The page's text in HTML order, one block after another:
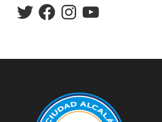
TwitterFacebookInstagramYouTube